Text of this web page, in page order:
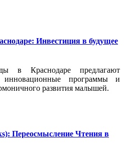
Инвестиция в будущее
в Краснодаре предлагают
инновационные программы и
развития малышей.
Переосмысление Чтения в